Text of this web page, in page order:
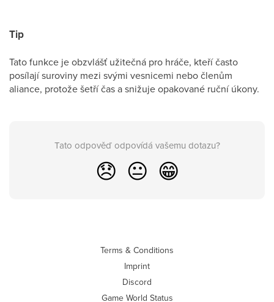
Tip
Tato funkce je obzvlášť užitečná pro hráče, kteří často
posílají suroviny mezi svými vesnicemi nebo členům
aliance, protože šetří čas a snižuje opakované ruční úkony.
Tato odpověď odpovídá vašemu dotazu?
😞 😐 😁
Terms & Conditions
Imprint
Discord
Game World Status